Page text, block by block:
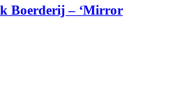
Boerderij – ‘Mirror